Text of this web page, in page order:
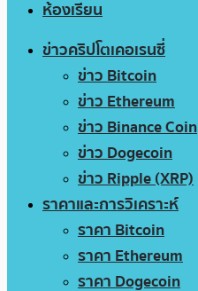
ห้องเรียน
ข่าวคริปโตเคอเรนซี่
ข่าว Bitcoin
ข่าว Ethereum
ข่าว Binance Coin
ข่าว Dogecoin
ข่าว Ripple (XRP)
ราคาและการวิเคราะห์
ราคา Bitcoin
ราคา Ethereum
ราคา Dogecoin